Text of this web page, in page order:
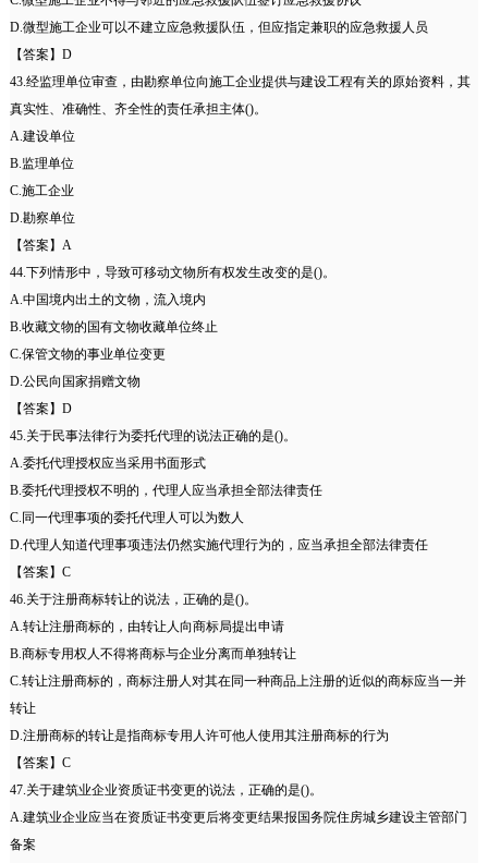
D.微型施工企业可以不建立应急救援队伍，但应指定兼职的应急救援人员
【答案】D
43.经监理单位审查，由勘察单位向施工企业提供与建设工程有关的原始资料，其
真实性、准确性、齐全性的责任承担主体()。
A.建设单位
B.监理单位
C.施工企业
D.勘察单位
【答案】A
44.下列情形中，导致可移动文物所有权发生改变的是()。
A.中国境内出土的文物，流入境内
B.收藏文物的国有文物收藏单位终止
C.保管文物的事业单位变更
D.公民向国家捐赠文物
【答案】D
45.关于民事法律行为委托代理的说法正确的是()。
A.委托代理授权应当采用书面形式
B.委托代理授权不明的，代理人应当承担全部法律责任
C.同一代理事项的委托代理人可以为数人
D.代理人知道代理事项违法仍然实施代理行为的，应当承担全部法律责任
【答案】C
46.关于注册商标转让的说法，正确的是()。
A.转让注册商标的，由转让人向商标局提出申请
B.商标专用权人不得将商标与企业分离而单独转让
C.转让注册商标的，商标注册人对其在同一种商品上注册的近似的商标应当一并
转让
D.注册商标的转让是指商标专用人许可他人使用其注册商标的行为
【答案】C
47.关于建筑业企业资质证书变更的说法，正确的是()。
A.建筑业企业应当在资质证书变更后将变更结果报国务院住房城乡建设主管部门
备案